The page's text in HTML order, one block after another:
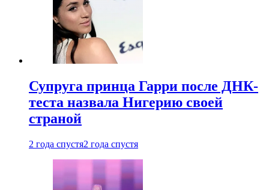
Супруга принца Гарри после ДНК-
теста назвала Нигерию своей
страной
2 года спустя2 года спустя